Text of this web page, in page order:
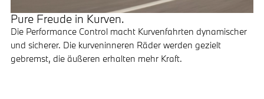
Pure Freude in Kurven.
Die Performance Control macht Kurvenfahrten dynamischer
und sicherer. Die kurveninneren Räder werden gezielt
gebremst, die äußeren erhalten mehr Kraft.